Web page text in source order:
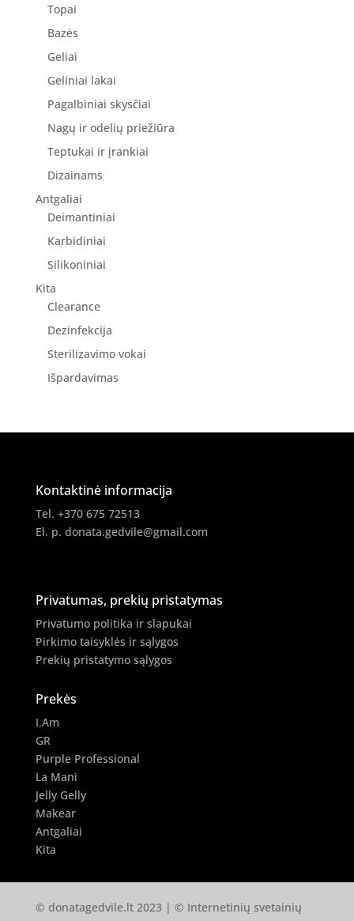
Topai
Bazės
Geliai
Geliniai lakai
Pagalbiniai skysčiai
Nagų ir odelių priežiūra
Teptukai ir įrankiai
Dizainams
Antgaliai
Deimantiniai
Karbidiniai
Silikoniniai
Kita
Clearance
Dezinfekcija
Sterilizavimo vokai
Išpardavimas
Kontaktinė informacija
Tel. +370 675 72513
El. p. donata.gedvile@gmail.com
Privatumas, prekių pristatymas
Privatumo politika ir slapukai
Pirkimo taisyklės ir sąlygos
Prekių pristatymo sąlygos
Prekės
I.Am
GR
Purple Professional
La Mani
Jelly Gelly
Makear
Antgaliai
Kita
© donatagedvile.lt 2023 | © Internetinių svetainių